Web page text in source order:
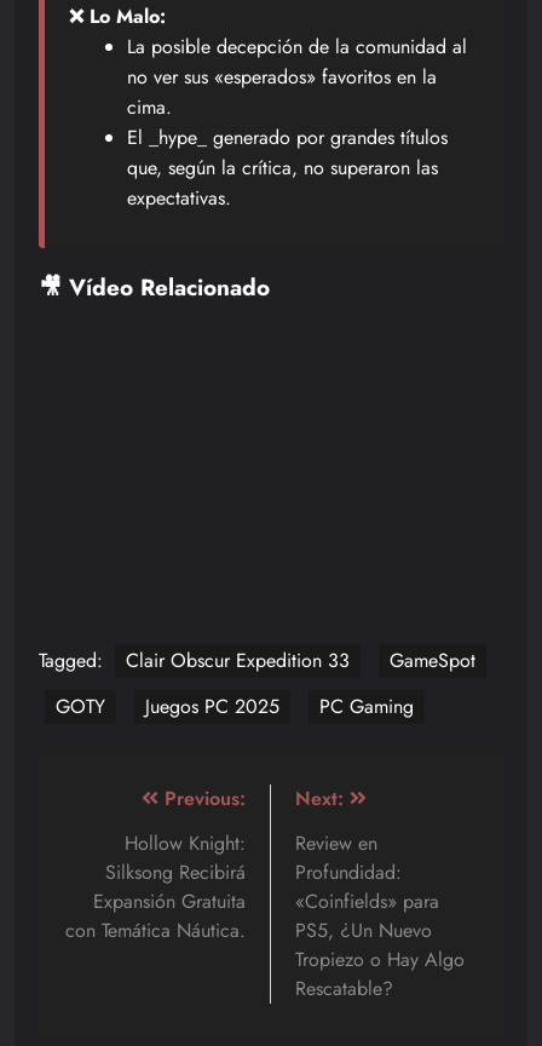
❌ Lo Malo:
La posible decepción de la comunidad al
no ver sus «esperados» favoritos en la
cima.
El _hype_ generado por grandes títulos
que, según la crítica, no superaron las
expectativas.
🎥 Vídeo Relacionado
Tagged: Clair Obscur Expedition 33
GameSpot
GOTY
Juegos PC 2025 PC Gaming
Navegación
entradas
Previous:
Hollow Knight:
Silksong Recibirá
Expansión Gratuita
con Temática Náutica.
Next:
Review en
Profundidad:
«Coinfields» para
PS5, ¿Un Nuevo
Tropiezo o Hay Algo
Rescatable?